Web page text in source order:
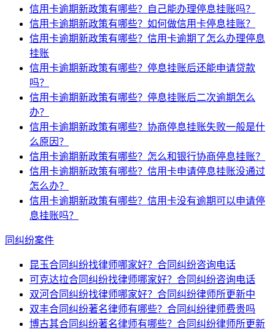
信用卡逾期新政策有哪些？自己能办理停息挂账吗？
信用卡逾期新政策有哪些？如何做信用卡停息挂账？
信用卡逾期新政策有哪些？信用卡逾期了怎么办理停息
挂账
信用卡逾期新政策有哪些？停息挂账后还能申请贷款
吗？
信用卡逾期新政策有哪些？停息挂账后二次逾期怎么
办？
信用卡逾期新政策有哪些？协商停息挂账失败一般是什
么原因？
信用卡逾期新政策有哪些？怎么和银行协商停息挂账？
信用卡逾期新政策有哪些？信用卡申请停息挂账没通过
怎么办？
信用卡逾期新政策有哪些？信用卡没有逾期可以申请停
息挂账吗？
同纠纷案件
昆玉合同纠纷找律师哪家好？合同纠纷咨询电话
可克达拉合同纠纷找律师哪家好？合同纠纷咨询电话
双河合同纠纷找律师哪家好？合同纠纷律师所更新中
双丰合同纠纷著名律师有哪些？合同纠纷律师费贵吗
博古其合同纠纷著名律师有哪些？合同纠纷律师所更新